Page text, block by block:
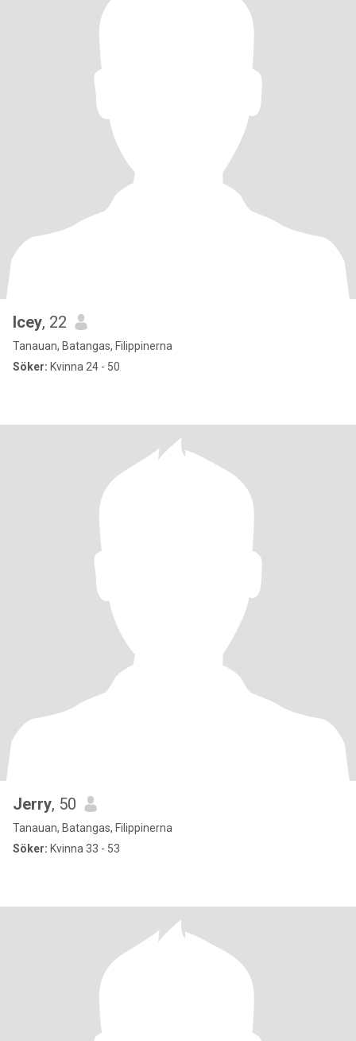
Icey, 22
Tanauan, Batangas, Filippinerna
Söker: Kvinna 24 - 50
Jerry, 50
Tanauan, Batangas, Filippinerna
Söker: Kvinna 33 - 53